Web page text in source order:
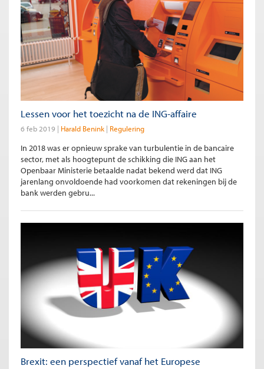
Lessen voor het toezicht na de ING-affaire
6 feb 2019 Harald Benink Regulering
In 2018 was er opnieuw sprake van turbulentie in de bancaire
sector, met als hoogtepunt de schikking die ING aan het
Openbaar Ministerie betaalde nadat bekend werd dat ING
jarenlang onvoldoende had voorkomen dat rekeningen bij de
bank werden gebru...
Brexit: een perspectief vanaf het Europese